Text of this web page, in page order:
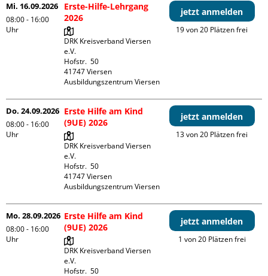
Mi. 16.09.2026
08:00 - 16:00
Uhr
Erste-Hilfe-Lehrgang
2026
DRK Kreisverband Viersen
e.V.
Hofstr.  50
41747 Viersen
Ausbildungszentrum Viersen
jetzt anmelden
19 von 20 Plätzen frei
Do. 24.09.2026
08:00 - 16:00
Uhr
Erste Hilfe am Kind
(9UE) 2026
DRK Kreisverband Viersen
e.V.
Hofstr.  50
41747 Viersen
Ausbildungszentrum Viersen
jetzt anmelden
13 von 20 Plätzen frei
Mo. 28.09.2026
08:00 - 16:00
Uhr
Erste Hilfe am Kind
(9UE) 2026
DRK Kreisverband Viersen
e.V.
Hofstr.  50
jetzt anmelden
1 von 20 Plätzen frei